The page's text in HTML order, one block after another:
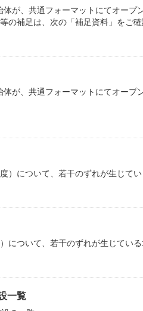
が、共通フォーマットにてオープ
補足は、次の「補足資料」をご確
が、共通フォーマットにてオープ
について、若干のずれが生じてい
ついて、若干のずれが生じている
一覧